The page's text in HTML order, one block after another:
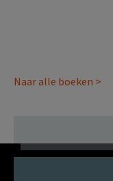
Naar alle boeken >